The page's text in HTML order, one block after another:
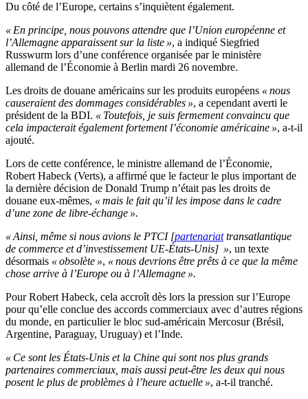
Du côté de l’Europe, certains s’inquiètent également.
« En principe, nous pouvons attendre que l’Union européenne et
l’Allemagne apparaissent sur la liste », a indiqué Siegfried
Russwurm lors d’une conférence organisée par le ministère
allemand de l’Économie à Berlin mardi 26 novembre.
Les droits de douane américains sur les produits européens « nous
causeraient des dommages considérables », a cependant averti le
président de la BDI. « Toutefois, je suis fermement convaincu que
cela impacterait également fortement l’économie américaine », a-t-il
ajouté.
Lors de cette conférence, le ministre allemand de l’Économie,
Robert Habeck (Verts), a affirmé que le facteur le plus important de
la dernière décision de Donald Trump n’était pas les droits de
douane eux-mêmes, « mais le fait qu’il les impose dans le cadre
d’une zone de libre-échange ».
« Ainsi, même si nous avions le PTCI [partenariattransatlantique
de commerce et d’investissement UE-États-Unis] », un texte
désormais « obsolète », « nous devrions être prêts à ce que la même
chose arrive à l’Europe ou à l’Allemagne ».
Pour Robert Habeck, cela accroît dès lors la pression sur l’Europe
pour qu’elle conclue des accords commerciaux avec d’autres régions
du monde, en particulier le bloc sud-américain Mercosur (Brésil,
Argentine, Paraguay, Uruguay) et l’Inde.
« Ce sont les États-Unis et la Chine qui sont nos plus grands
partenaires commerciaux, mais aussi peut-être les deux qui nous
posent le plus de problèmes à l’heure actuelle », a-t-il tranché.